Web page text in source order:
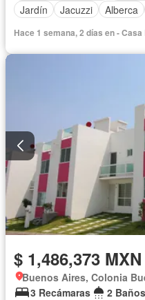
Jardín
Jacuzzi Alberca
Hace 1 semana, 2 días en -
$ 1,486,373 MXN
Buenos Aires, Colonia
3 Recámaras
2 Baños